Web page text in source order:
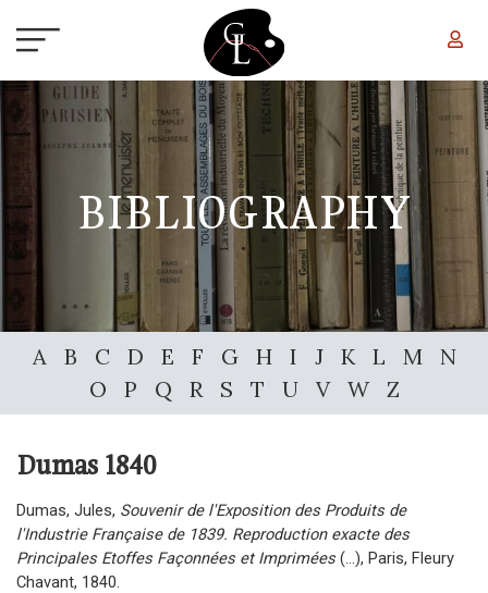
BIBLIOGRAPHY
A B C D E F G H I J K L M
N
O
P Q R S T U V W Z
Dumas 1840
Dumas, Jules, Souvenir de l'Exposition des Produits de
l'Industrie Française de 1839. Reproduction exacte des
Principales Etoffes Façonnées et Imprimées (...), Paris, Fleury
Chavant, 1840.